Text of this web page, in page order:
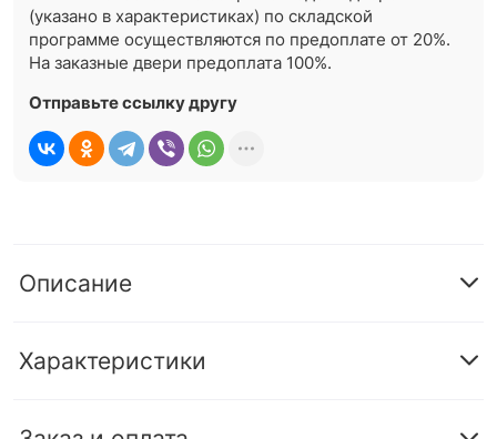
(указано в характеристиках) по складской
программе осуществляются по предоплате от 20%.
На заказные двери предоплата 100%.
Отправьте ссылку другу
Описание
Характеристики